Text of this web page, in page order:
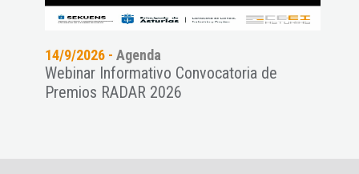
14/9/2026 - Agenda
Webinar Informativo Convocatoria de
Premios RADAR 2026